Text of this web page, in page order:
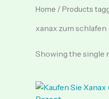
Home / Products
xanax zum schlafen
Showing the single